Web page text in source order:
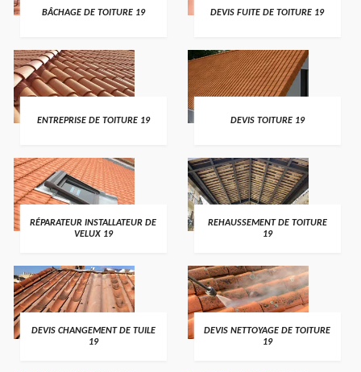
BÂCHAGE DE TOITURE 19 DEVIS FUITE DE TOITURE 19
ENTREPRISE DE TOITURE 19 DEVIS TOITURE 19
RÉPARATEUR INSTALLATEUR DE
VELUX 19
REHAUSSEMENT DE TOITURE
19
DEVIS CHANGEMENT DE TUILE
19
DEVIS NETTOYAGE DE TOITURE
19